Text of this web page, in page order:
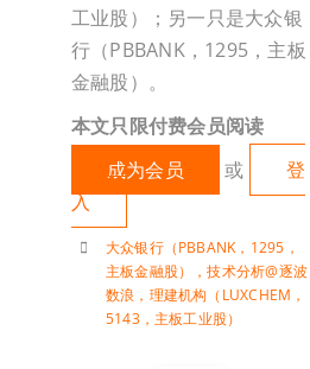
工业股）；另一只是大众银
行（PBBANK，1295，主板
金融股）。
本文只限付费会员阅读
成为会员
或
登
入
大众银行（PBBANK，1295，
主板金融股）
，技术分析@逐波
数浪 ， 理建机构（LUXCHEM，
5143，主板工业股）